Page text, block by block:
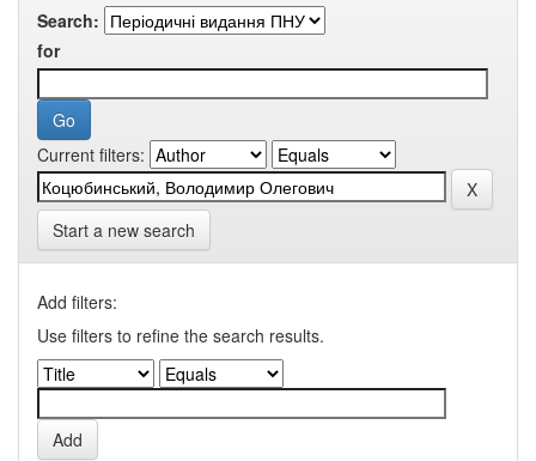
Search:
for
Current filters:
Start a new search
Add filters:
Use filters to refine the search results.